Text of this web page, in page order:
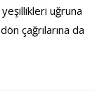
uğruna
çağrılarına da